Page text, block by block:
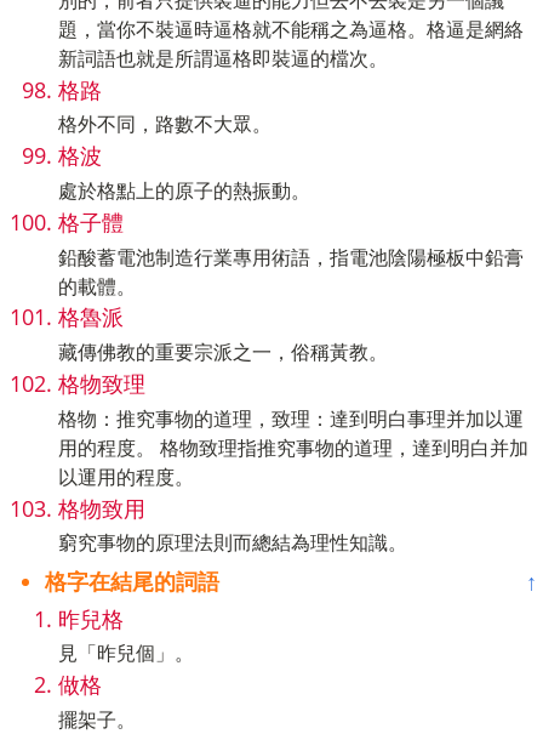
題，當你不裝逼時逼格就不能稱之為逼格。格逼是網絡
新詞語也就是所謂逼格即裝逼的檔次。
格路
格外不同，路數不大眾。
格波
處於格點上的原子的熱振動。
格子體
鉛酸蓄電池制造行業專用術語，指電池陰陽極板中鉛膏
的載體。
格魯派
藏傳佛教的重要宗派之一，俗稱黃教。
格物致理
格物：推究事物的道理，致理：達到明白事理并加以運
用的程度。 格物致理指推究事物的道理，達到明白并加
以運用的程度。
格物致用
窮究事物的原理法則而總結為理性知識。
格字在結尾的詞語
↑
昨兒格
見「昨兒個」。
做格
擺架子。